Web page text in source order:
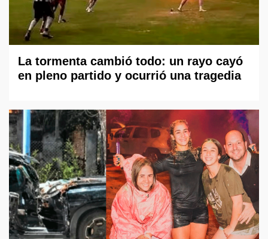
La tormenta cambió todo: un rayo cayó
en pleno partido y ocurrió una tragedia